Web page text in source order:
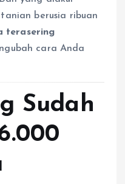
berusia ribuan
terasering
cara Anda
Sudah